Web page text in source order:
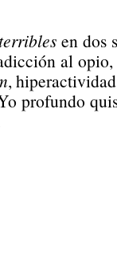
en dos
al
,
profundo